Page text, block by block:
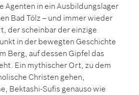
Agenten in ein Ausbildungslager
Bad Tölz – und immer wieder
der scheinbar der einzige
in der bewegten Geschichte
Berg, auf dessen Gipfel das
Ein mythischer Ort, zu dem
Christen gehen,
Bektashi-Sufis genauso wie